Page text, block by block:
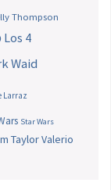
Thompson
Los 4
Waid
Larraz
Star Wars
TaylorValerio